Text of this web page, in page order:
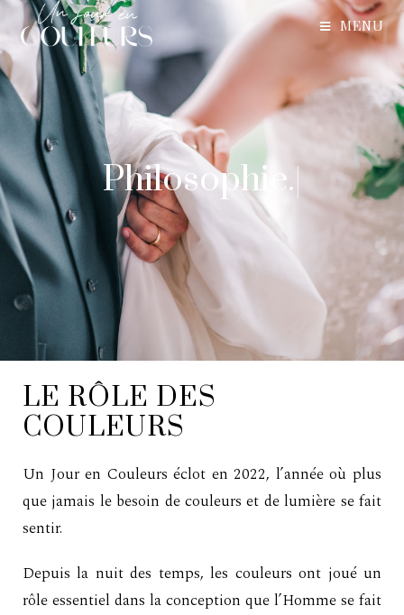
MENU
Philosophie.|
LE RÔLE DES
COULEURS
Un Jour en Couleurs éclot en 2022, l’année où plus
que jamais le besoin de couleurs et de lumière se fait
sentir.
Depuis la nuit des temps, les couleurs ont joué un
rôle essentiel dans la conception que l’Homme se fait